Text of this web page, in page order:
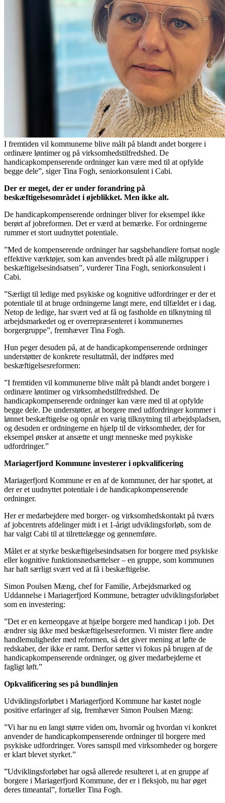
I fremtiden vil kommunerne blive målt på blandt andet borgere i
ordinære løntimer og på virksomhedstilfredshed. De
handicapkompenserende ordninger kan være med til at opfylde
begge dele”, siger Tina Fogh, seniorkonsulent i Cabi.
Der er meget, der er under forandring på
beskæftigelsesområdet i øjeblikket. Men ikke alt.
De handicapkompenserende ordninger bliver for eksempel ikke
berørt af jobreformen. Det er værd at bemærke. For ordningerne
rummer et stort uudnyttet potentiale.
”Med de kompenserende ordninger har sagsbehandlere fortsat nogle
effektive værktøjer, som kan anvendes bredt på alle målgrupper i
beskæftigelsesindsatsen”, vurderer Tina Fogh, seniorkonsulent i
Cabi.
”Særligt til ledige med psykiske og kognitive udfordringer er der et
potentiale til at bruge ordningerne langt mere, end tilfældet er i dag.
Netop de ledige, har svært ved at få og fastholde en tilknytning til
arbejdsmarkedet og er overrepræsenteret i kommunernes
borgergruppe”, fremhæver Tina Fogh.
Hun peger desuden på, at de handicapkompenserende ordninger
understøtter de konkrete resultatmål, der indføres med
beskæftigelsesreformen:
”I fremtiden vil kommunerne blive målt på blandt andet borgere i
ordinære løntimer og virksomhedstilfredshed. De
handicapkompenserende ordninger kan være med til at opfylde
begge dele. De understøtter, at borgere med udfordringer kommer i
lønnet beskæftigelse og opnår en varig tilknytning til arbejdspladsen,
og desuden er ordningerne en hjælp til de virksomheder, der for
eksempel ønsker at ansætte et ungt menneske med psykiske
udfordringer.”
Mariagerfjord Kommune investerer i opkvalificering
Mariagerfjord Kommune er en af de kommuner, der har spottet, at
der er et uudnyttet potentiale i de handicapkompenserende
ordninger.
Her er medarbejdere med borger- og virksomhedskontakt på tværs
af jobcentrets afdelinger midt i et 1-årigt udviklingsforløb, som de
har valgt Cabi til at tilrettelægge og gennemføre.
Målet er at styrke beskæftigelsesindsatsen for borgere med psykiske
eller kognitive funktionsnedsættelser – en gruppe, som kommunen
har haft særligt svært ved at få i beskæftigelse.
Simon Poulsen Mæng, chef for Familie, Arbejdsmarked og
Uddannelse i Mariagerfjord Kommune, betragter udviklingsforløbet
som en investering:
”Det er en kerneopgave at hjælpe borgere med handicap i job. Det
ændrer sig ikke med beskæftigelsesreformen. Vi mister flere andre
handlemuligheder med reformen, så det giver mening at løfte de
redskaber, der ikke er ramt. Derfor sætter vi fokus på brugen af de
handicapkompenserende ordninger, og giver medarbejderne et
fagligt løft.”
Opkvalificering ses på bundlinjen
Udviklingsforløbet i Mariagerfjord Kommune har kastet nogle
positive erfaringer af sig, fremhæver Simon Poulsen Mæng:
”Vi har nu en langt større viden om, hvornår og hvordan vi konkret
anvender de handicapkompenserende ordninger til borgere med
psykiske udfordringer. Vores samspil med virksomheder og borgere
er klart blevet styrket.”
”Udviklingsforløbet har også allerede resulteret i, at en gruppe af
borgere i Mariagerfjord Kommune, der er i fleksjob, nu har øget
deres timeantal”, fortæller Tina Fogh.